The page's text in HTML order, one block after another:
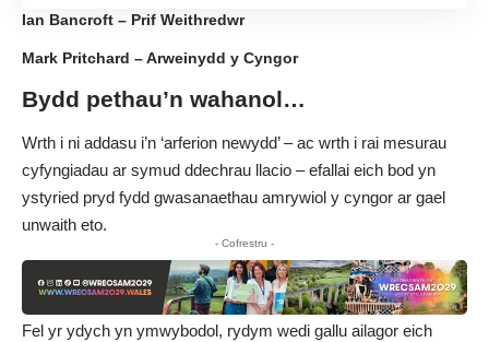
Ian Bancroft – Prif Weithredwr
Mark Pritchard – Arweinydd y Cyngor
Bydd pethau’n wahanol…
Wrth i ni addasu i’n ‘arferion newydd’ – ac wrth i rai mesurau
cyfyngiadau ar symud ddechrau llacio – efallai eich bod yn
ystyried pryd fydd gwasanaethau amrywiol y cyngor ar gael
unwaith eto.
- Cofrestru -
Fel yr ydych yn ymwybodol, rydym wedi gallu ailagor eich